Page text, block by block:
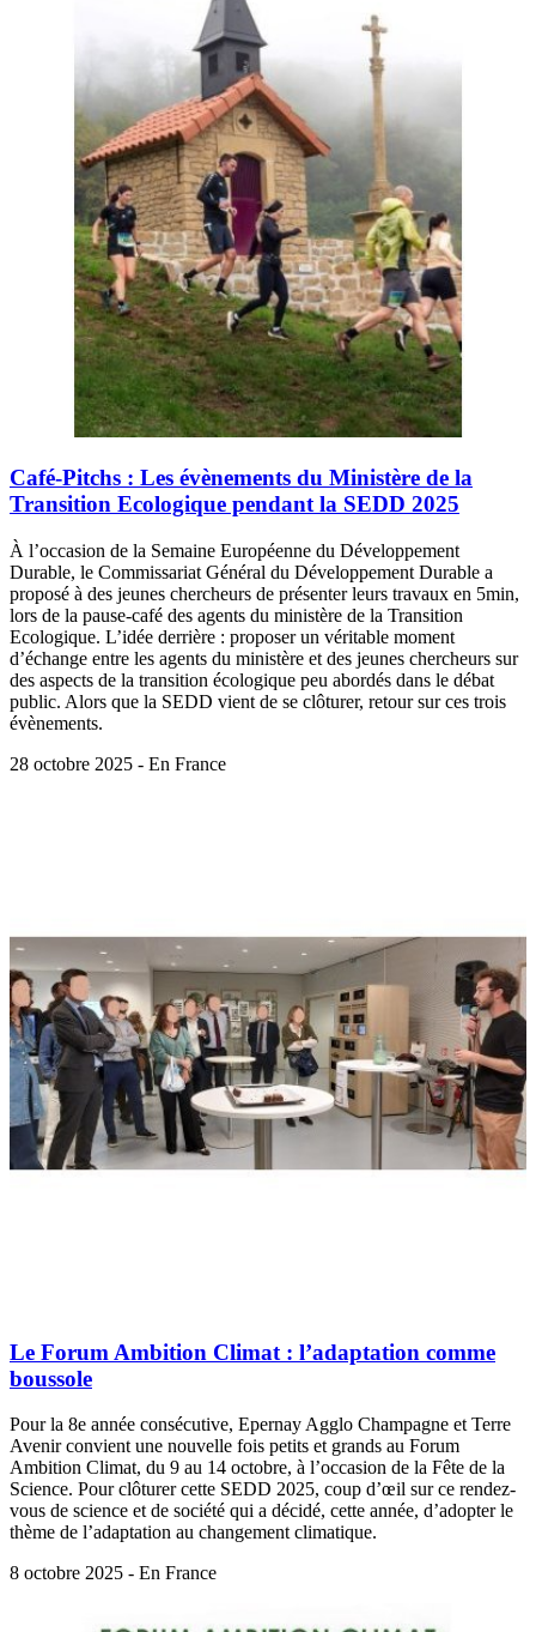
Café-Pitchs : Les évènements du Ministère de la
Transition Ecologique pendant la SEDD 2025
À l’occasion de la Semaine Européenne du Développement
Durable, le Commissariat Général du Développement Durable a
proposé à des jeunes chercheurs de présenter leurs travaux en 5min,
lors de la pause-café des agents du ministère de la Transition
Ecologique. L’idée derrière : proposer un véritable moment
d’échange entre les agents du ministère et des jeunes chercheurs sur
des aspects de la transition écologique peu abordés dans le débat
public. Alors que la SEDD vient de se clôturer, retour sur ces trois
évènements.
28 octobre 2025 - En France
Le Forum Ambition Climat : l’adaptation comme
boussole
Pour la 8e année consécutive, Epernay Agglo Champagne et Terre
Avenir convient une nouvelle fois petits et grands au Forum
Ambition Climat, du 9 au 14 octobre, à l’occasion de la Fête de la
Science. Pour clôturer cette SEDD 2025, coup d’œil sur ce rendez-
vous de science et de société qui a décidé, cette année, d’adopter le
thème de l’adaptation au changement climatique.
8 octobre 2025 - En France